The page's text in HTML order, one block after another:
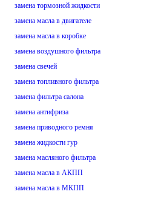
замена тормозной жидкости
замена масла в двигателе
замена масла в коробке
замена воздушного фильтра
замена свечей
замена топливного фильтра
замена фильтра салона
замена антифриза
замена приводного ремня
замена жидкости гур
замена масляного фильтра
замена масла в АКПП
замена масла в МКПП